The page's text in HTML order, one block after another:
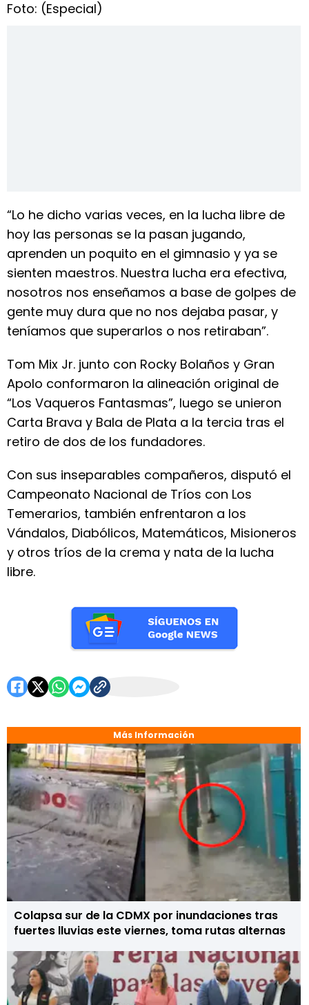
Más Información
Colapsa sur de la CDMX por inundaciones tras
fuertes lluvias este viernes, toma rutas alternas
Foto: (Especial)
“Lo he dicho varias veces, en la lucha libre de
hoy las personas se la pasan jugando,
aprenden un poquito en el gimnasio y ya se
sienten maestros. Nuestra lucha era efectiva,
nosotros nos enseñamos a base de golpes de
gente muy dura que no nos dejaba pasar, y
teníamos que superarlos o nos retiraban”.
Tom Mix Jr. junto con Rocky Bolaños y Gran
Apolo conformaron la alineación original de
“Los Vaqueros Fantasmas”, luego se unieron
Carta Brava y Bala de Plata a la tercia tras el
retiro de dos de los fundadores.
Con sus inseparables compañeros, disputó el
Campeonato Nacional de Tríos con Los
Temerarios, también enfrentaron a los
Vándalos, Diabólicos, Matemáticos, Misioneros
y otros tríos de la crema y nata de la lucha
libre.